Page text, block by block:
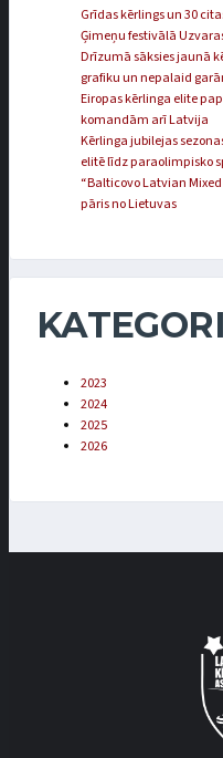
Grīdas kērlings un 30
Ģimeņu festivālā
Drīzumā sāksies jaunā
grafiku un nepalaid
Eiropas kērlinga elite
komandām arī Latvija
Kērlinga jubilejas
elitē līdz paraolimpisko
“Balticovo Latvian
pāris no Lietuvas
2023
2024
2025
2026